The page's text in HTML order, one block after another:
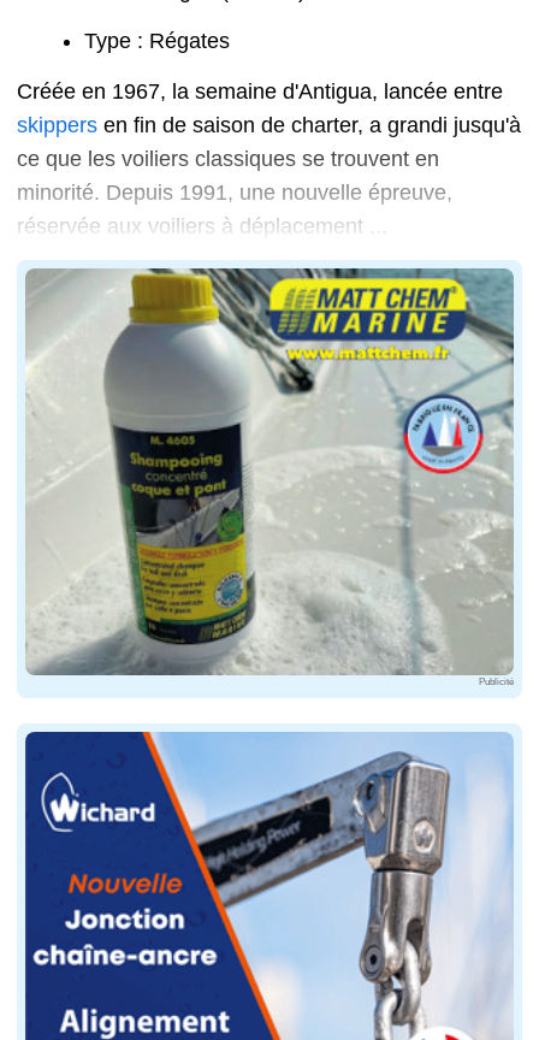
Type : Régates
Créée en 1967, la semaine d'Antigua, lancée entre
skippers en fin de saison de charter, a grandi jusqu'à
ce que les voiliers classiques se trouvent en
minorité. Depuis 1991, une nouvelle épreuve,
réservée aux voiliers à déplacement ...
... et quilles longues, baptisée Antigua Classic
Fécamp Grand Escale
mai 2025
Lieu : Fécamp
Type : Rassemblement
Créé en 2020, Fécamp Grand'Escale accueille
Régates Napoléon
Du 29 mai au 1er juin 2025
Lieu : Ajaccio
Type : Régates
Lancées à la fin des années 2010, les régates
Les Voiles d'Antibes
Du 4 au 8 juin 2025
Lieu : Antibes
Type : Régates
Publicité